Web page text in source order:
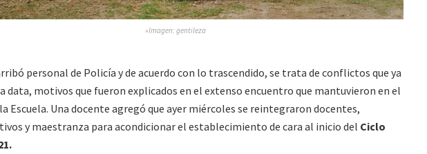
»Imagen: gentileza
personal de Policía y de acuerdo con lo trascendido, se trata de conflictos que ya
data, motivos que fueron explicados en el extenso encuentro que mantuvieron en el
Escuela. Una docente agregó que ayer miércoles se reintegraron docentes,
y maestranza para acondicionar el establecimiento de cara al inicio del Ciclo